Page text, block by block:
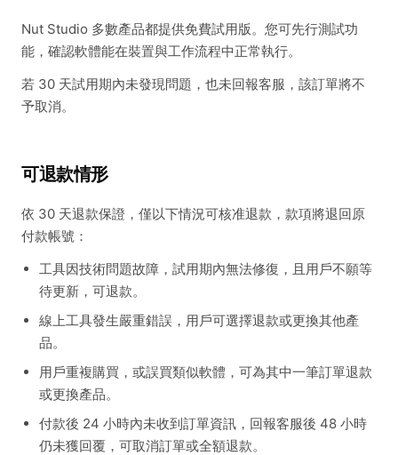
Nut Studio 多數產品都提供免費試用版。您可先行測試功
能，確認軟體能在裝置與工作流程中正常執行。
若 30 天試用期內未發現問題，也未回報客服，該訂單將不
予取消。
可退款情形
依 30 天退款保證，僅以下情況可核准退款，款項將退回原
付款帳號：
工具因技術問題故障，試用期內無法修復，且用戶不願等
待更新，可退款。
線上工具發生嚴重錯誤，用戶可選擇退款或更換其他產
品。
用戶重複購買，或誤買類似軟體，可為其中一筆訂單退款
或更換產品。
付款後 24 小時內未收到訂單資訊，回報客服後 48 小時
仍未獲回覆，可取消訂單或全額退款。